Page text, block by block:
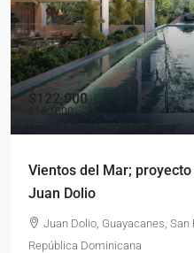
$122,900
$160,000
Vientos del Mar;
Juan Dolio
Juan Dolio, Guayacanes, San
República Dominicana